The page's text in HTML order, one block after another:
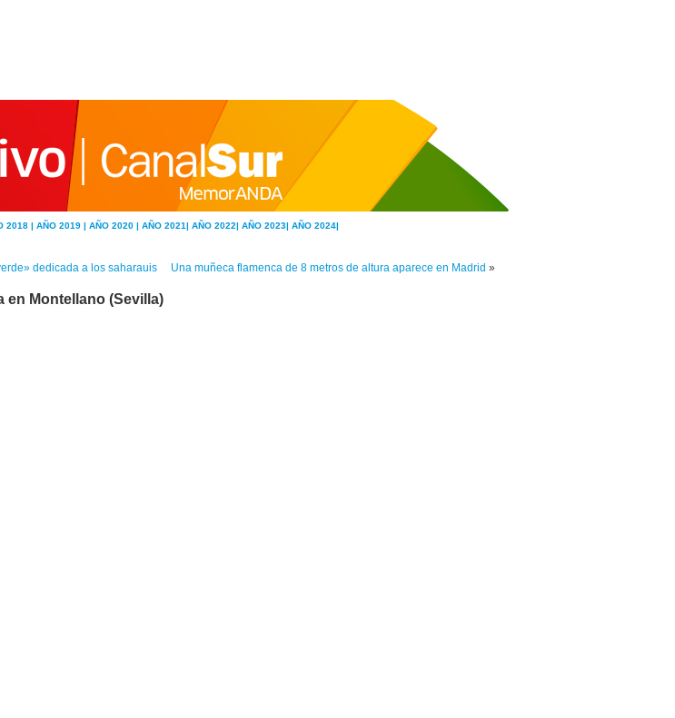
2018 | AÑO 2019 | AÑO 2020 | AÑO 2021| AÑO 2022| AÑO 2023| AÑO 2024|
dedicada a los saharauis Una muñeca flamenca de 8 metros de altura aparece en Madrid »
en Montellano (Sevilla)